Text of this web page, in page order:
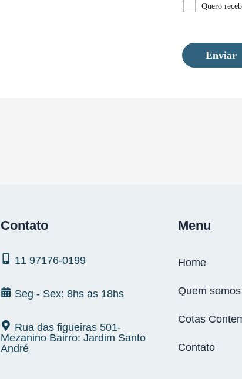
Quero
Contato
11 97176‑0199
Seg - Sex: 8hs as 18hs
Rua das figueiras 501-
Mezanino Bairro: Jardim Santo
André
Menu
Home
Quem somos
Cotas
Contato